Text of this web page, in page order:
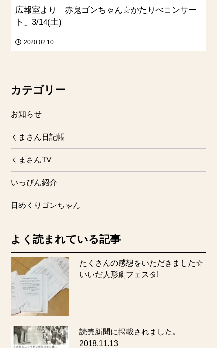
広報室より「赤鬼ゴンちゃん☆かたりべコンサー
ト」3/14(土)
2020.02.10
カテゴリー
お知らせ
くまさん日記帳
くまさんTV
いっぴん紹介
日めくりゴンちゃん
よく読まれている記事
たくさんの感想をいただきました☆
いいだ人形劇フェスタ!
読売新聞に掲載されました。
2018.11.13